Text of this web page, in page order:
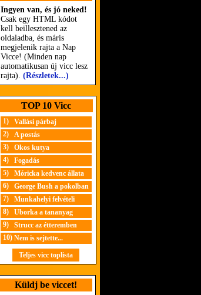
Ingyen van, és jó neked!
Csak egy HTML kódot
kell beillesztened az
oldaladba, és máris
megjelenik rajta a Nap
Vicce! (Minden nap
automatikusan új vicc lesz
rajta). (Részletek...)
TOP 10 Vicc
1)
Vallási párbaj
2)
A postás
3)
Okos kutya
4)
Fogadás
5)
Móricka kedvenc állata
6)
George Bush a pokolban
7)
Munkahelyi felvételi
8)
Uborka a tananyag
9)
Strucc az étteremben
10) Nem is sejtette...
Teljes vicc toplista
Küldj be viccet!